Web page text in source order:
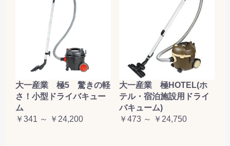
大一産業 極5 驚きの軽
さ！小型ドライバキュー
ム
￥341 ～ ￥24,200
大一産業 極HOTEL(ホ
テル・宿泊施設用ドライ
バキューム)
￥473 ～ ￥24,750